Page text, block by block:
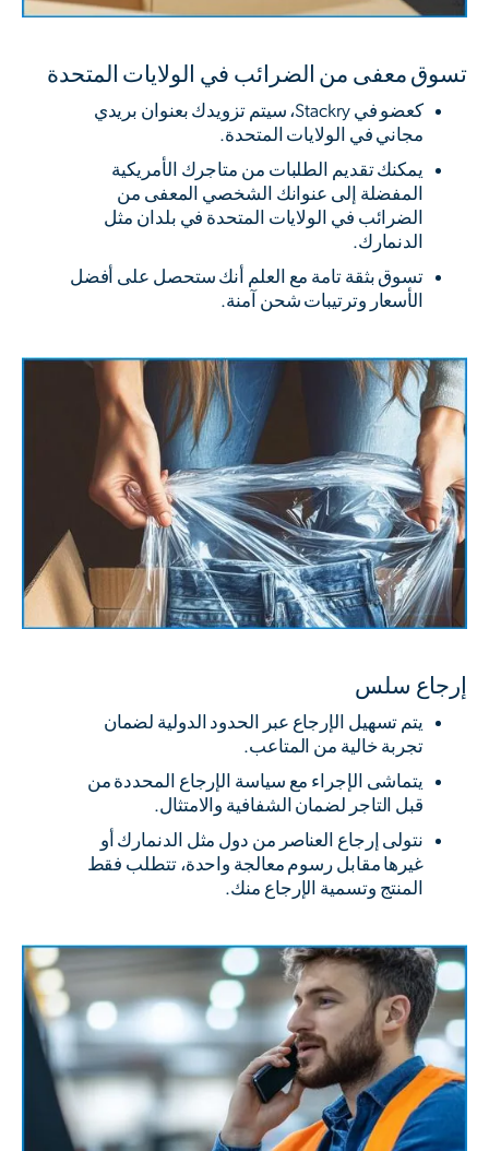
تسوق معفى من الضرائب في الولايات المتحدة
كعضو في Stackry، سيتم تزويدك بعنوان بريدي
مجاني في الولايات المتحدة.
يمكنك تقديم الطلبات من متاجرك الأمريكية
المفضلة إلى عنوانك الشخصي المعفى من
الضرائب في الولايات المتحدة في بلدان مثل
الدنمارك.
تسوق بثقة تامة مع العلم أنك ستحصل على أفضل
الأسعار وترتيبات شحن آمنة.
إرجاع سلس
يتم تسهيل الإرجاع عبر الحدود الدولية لضمان
تجربة خالية من المتاعب.
يتماشى الإجراء مع سياسة الإرجاع المحددة من
قبل التاجر لضمان الشفافية والامتثال.
نتولى إرجاع العناصر من دول مثل الدنمارك أو
غيرها مقابل رسوم معالجة واحدة، تتطلب فقط
المنتج وتسمية الإرجاع منك.